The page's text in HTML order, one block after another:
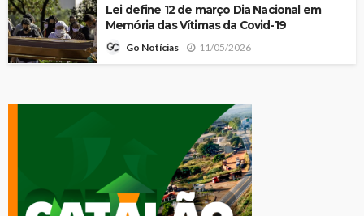
Lei define 12 de março Dia Nacional em
Memória das Vítimas da Covid-19
Go Notícias 11/05/2026